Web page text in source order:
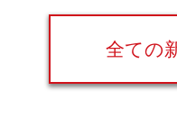
全ての